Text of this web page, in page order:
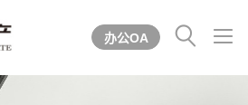


办公OA